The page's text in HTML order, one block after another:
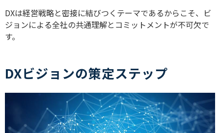
DXは経営戦略と密接に結びつくテーマであるからこそ、ビ
ジョンによる全社の共通理解とコミットメントが不可欠で
す。
DXビジョンの策定ステップ